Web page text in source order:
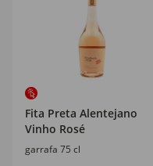
Fita Preta Alentejano
Vinho Rosé
garrafa 75 cl